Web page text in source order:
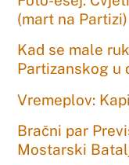
(mart na Partizi)
Kad se male
Partizanskog u
Vremeplov:
Bračni par
Mostarski